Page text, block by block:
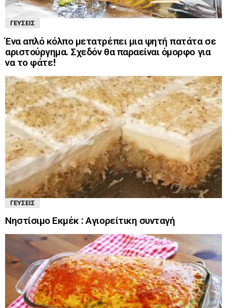
ΓΕΎΣΕΙΣ
Ένα απλό κόλπο μετατρέπει μια ψητή πατάτα σε
αριστούργημα. Σχεδόν θα παραείναι όμορφο για
να το φάτε!
ΓΕΎΣΕΙΣ
Νηστίσιμο Εκμέκ : Αγιορείτικη συνταγή